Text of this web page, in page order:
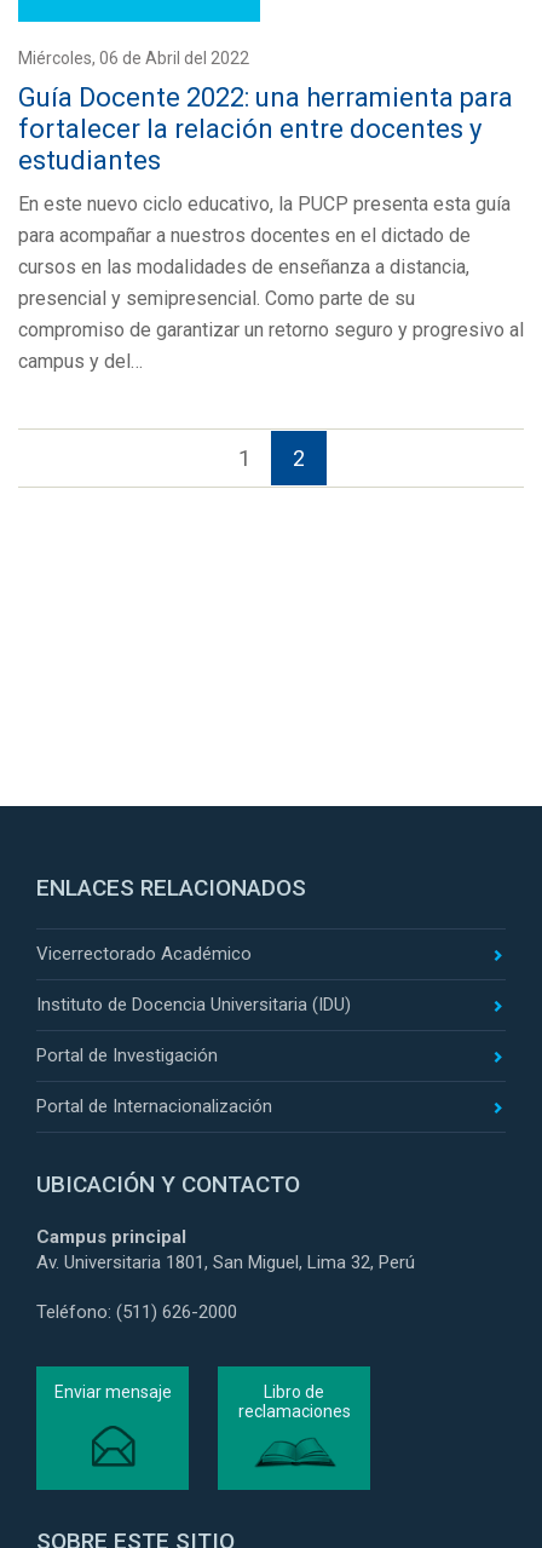
Miércoles, 06 de Abril del 2022
Guía Docente 2022: una herramienta para
fortalecer la relación entre docentes y
estudiantes
En este nuevo ciclo educativo, la PUCP presenta esta guía
para acompañar a nuestros docentes en el dictado de
cursos en las modalidades de enseñanza a distancia,
presencial y semipresencial. Como parte de su
compromiso de garantizar un retorno seguro y progresivo al
campus y del…
1 2
ENLACES RELACIONADOS
Vicerrectorado Académico
Instituto de Docencia Universitaria (IDU)
Portal de Investigación
Portal de Internacionalización
UBICACIÓN Y CONTACTO
Campus principal
Av. Universitaria 1801, San Miguel, Lima 32, Perú
Teléfono: (511) 626-2000
Enviar mensaje
Libro de
reclamaciones
SOBRE ESTE SITIO